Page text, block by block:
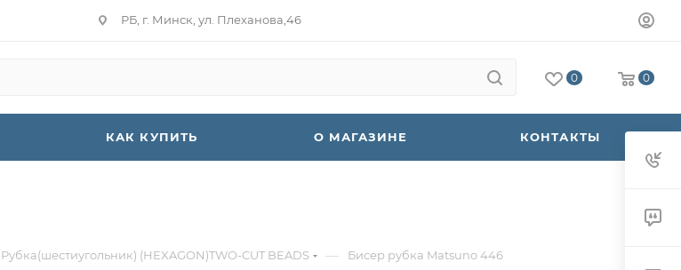
РБ, г. Минск, ул. Плеханова,46
0 0
КАК КУПИТЬ О МАГАЗИНЕ КОНТАКТЫ
Рубка(шестиугольник) (HEXAGON)TWO-CUT BEADS — Бисер рубка Matsuno 446